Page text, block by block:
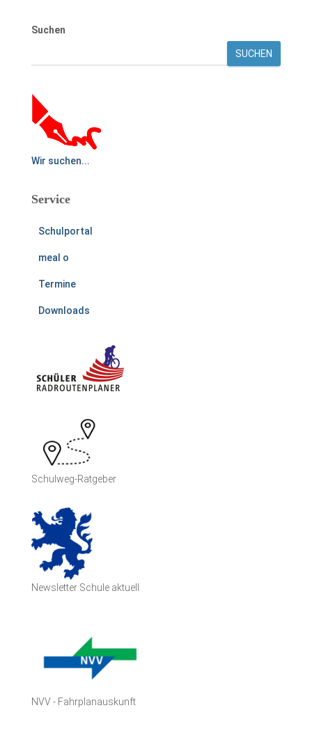
Suchen
SUCHEN
Wir suchen...
Service
Schulportal
meal o
Termine
Downloads
Schulweg-Ratgeber
Newsletter Schule aktuell
NVV - Fahrplanauskunft